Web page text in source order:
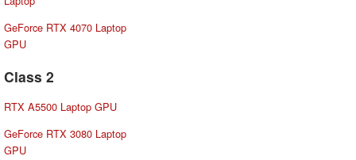
GeForce RTX 4070 Laptop
GPU
Class 2
RTX A5500 Laptop GPU
GeForce RTX 3080 Laptop
GPU